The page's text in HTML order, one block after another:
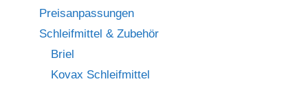
Preisanpassungen
Schleifmittel & Zubehör
Briel
Kovax Schleifmittel